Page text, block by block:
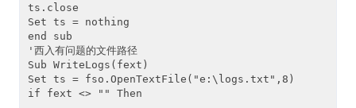
ts.close
Set ts = nothing
end sub
'西入有问题的文件路径
Sub WriteLogs(fext)
Set ts = fso.OpenTextFile("e:\logs.txt",8)
if fext <> "" Then